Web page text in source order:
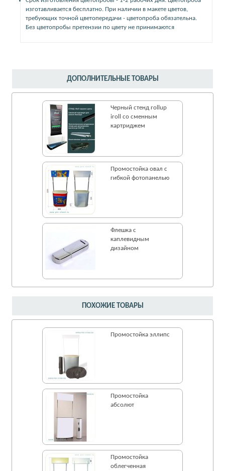
изготавливается бесплатно. При наличии в макете цветов,
требующих точной цветопередачи - цветопроба обязательна.
Без цветопробы претензии по цвету не принимаются
ПОХОЖИЕ ТОВАРЫ
Промостойка эллипс
Промостойка
абсолют
Промостойка
облегченная
ДОПОЛНИТЕЛЬНЫЕ ТОВАРЫ
Черный стенд rollup
iroll со сменным
картриджем
Промостойка овал с
гибкой фотопанелью
Флешка c
каплевидным
дизайном